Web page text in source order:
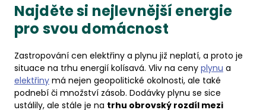
Najděte si nejlevnější energie
pro svou domácnost
Zastropování cen elektřiny a plynu již neplatí, a proto je
situace na trhu energií kolísavá. Vliv na ceny plynu a
elektřiny má nejen geopolitické okolnosti, ale také
podnebí či množství zásob. Dodávky plynu se sice
ustálily, ale stále je na trhu obrovský rozdíl mezi